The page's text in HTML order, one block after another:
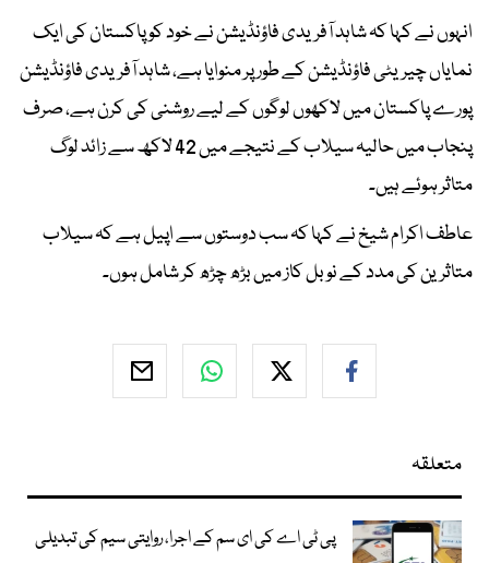
انہوں نے کہا کہ شاہد آفریدی فاؤنڈیشن نے خود کو پاکستان کی ایک
نمایاں چیریٹی فاؤنڈیشن کے طور پر منوایا ہے، شاہد آفریدی فاؤنڈیشن
پورے پاکستان میں لاکھوں لوگوں کے لیے روشنی کی کرن ہے، صرف
پنجاب میں حالیہ سیلاب کے نتیجے میں 42 لاکھ سے زائد لوگ
متاثر ہوئے ہیں۔
عاطف اکرام شیخ نے کہا کہ سب دوستوں سے اپیل ہے کہ سیلاب
متاثرین کی مدد کے نوبل کاز میں بڑھ چڑھ کر شامل ہوں۔
متعلقہ
پی ٹی اے کی ای سم کے اجرا، روایتی سیم کی تبدیلی